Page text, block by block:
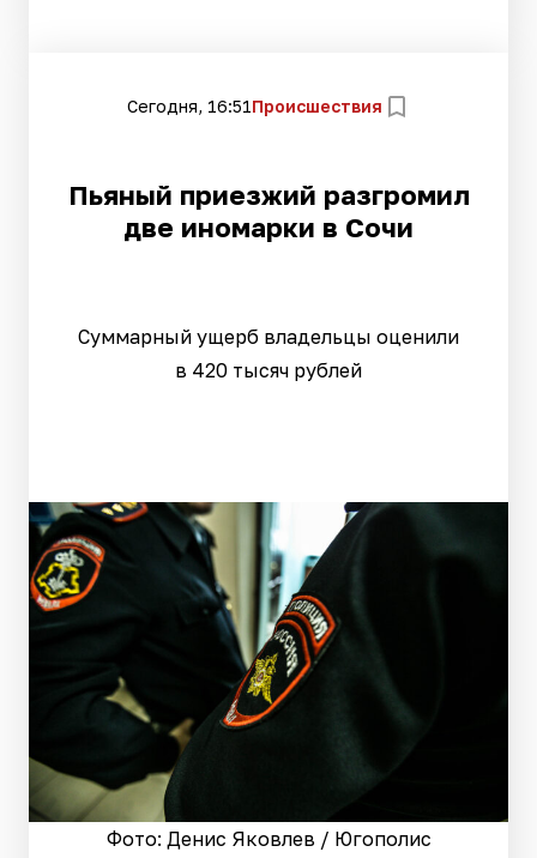
Сегодня, 16:51Происшествия
Пьяный приезжий разгромил
две иномарки в Сочи
Суммарный ущерб владельцы оценили
в 420 тысяч рублей
Фото: Денис Яковлев / Югополис